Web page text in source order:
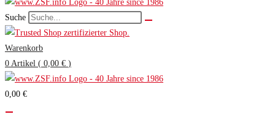
Suche
Warenkorb
0 Artikel ( 0,00 € )
0,00 €